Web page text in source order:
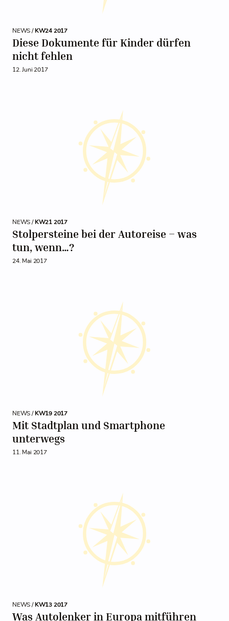
NEWS /KW24 2017
Diese Dokumente für Kinder dürfen
nicht fehlen
12. Juni 2017
NEWS /KW21 2017
Stolpersteine bei der Autoreise – was
tun, wenn…?
24. Mai 2017
NEWS /KW19 2017
Mit Stadtplan und Smartphone
unterwegs
11. Mai 2017
NEWS /KW13 2017
Was Autolenker in Europa mitführen